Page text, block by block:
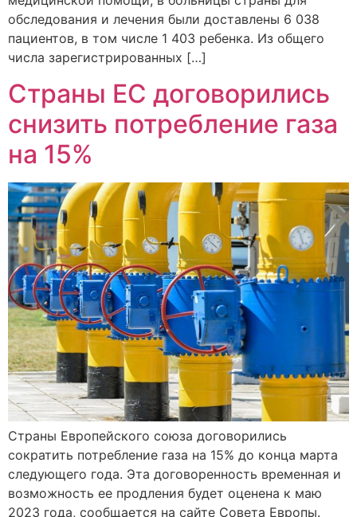
обследования и лечения были доставлены 6 038
пациентов, в том числе 1 403 ребенка. Из общего
числа зарегистрированных […]
Страны ЕС договорились
снизить потребление газа
на 15%
Страны Европейского союза договорились
сократить потребление газа на 15% до конца марта
следующего года. Эта договоренность временная и
возможность ее продления будет оценена к маю
2023 года, сообщается на сайте Совета Европы.